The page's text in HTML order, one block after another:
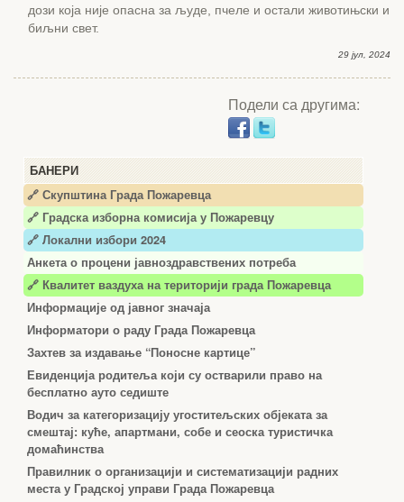
БАНЕРИ
🔗 Скупштина Града Пожаревца
🔗 Градска изборна комисија у Пожаревцу
🔗 Локални избори 2024
Анкета о процени јавноздравствених потреба
🔗 Квалитет ваздуха на територији града Пожаревца
Информације од јавног значаја
Информатори о раду Града Пожаревца
Захтев за издавање “Поносне картице”
Евиденција родитеља који су остварили право на
бесплатно ауто седиште
Водич за категоризацију угоститељских објеката за
смештај: куће, апартмани, собе и сеоска туристичка
домаћинства
Правилник о организацији и систематизацији радних
места у Градској управи Града Пожаревца
дози која није опасна за људе, пчеле и остали животињски и
биљни свет.
29 јул, 2024
Подели са другима: